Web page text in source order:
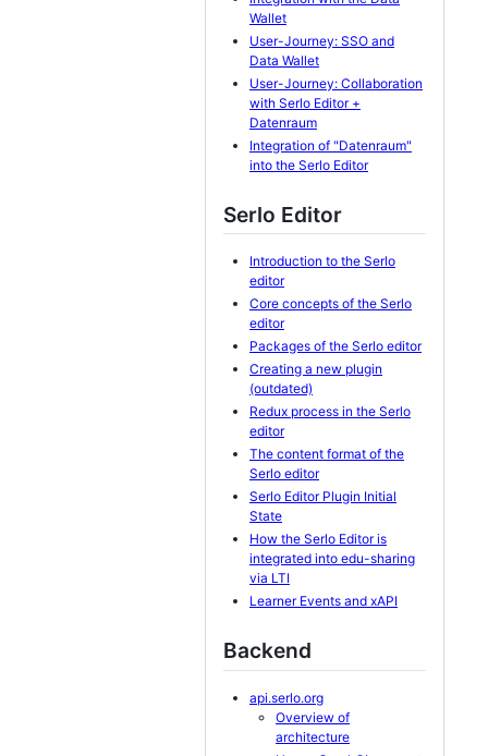
Wallet
User-Journey: SSO and
Data Wallet
User-Journey: Collaboration
with Serlo Editor +
Datenraum
Integration of "Datenraum"
into the Serlo Editor
Serlo Editor
Introduction to the Serlo
editor
Core concepts of the Serlo
editor
Packages of the Serlo editor
Creating a new plugin
(outdated)
Redux process in the Serlo
editor
The content format of the
Serlo editor
Serlo Editor Plugin Initial
State
How the Serlo Editor is
integrated into edu-sharing
via LTI
Learner Events and xAPI
Backend
api.serlo.org
Overview of
architecture